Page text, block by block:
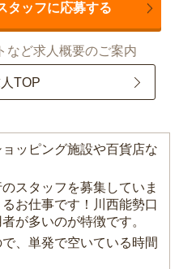
タッフに応募する
など求人概要のご案内
TOP
ッピング施設や百貨店な
スタッフを募集していま
お仕事です！川西能勢口
が多いのが特徴です。
、単発で空いている時間